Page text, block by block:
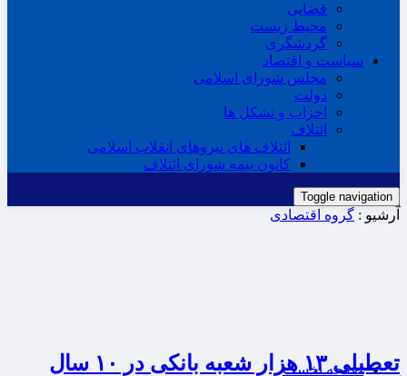
قضایی
محیط زیست
گردشگری
سیاست و اقتصاد
مجلس شورای اسلامی
دولت
احزاب و تشکل ها
ائتلاف
ائتلاف های نیروهای انقلاب اسلامی
کانون بیمه شورای ائتلاف
Toggle navigation
صفحه نخست
آرشیو : گروه اقتصادی
تعطیلی ۱۳ هزار شعبه بانکی در ۱۰ سال